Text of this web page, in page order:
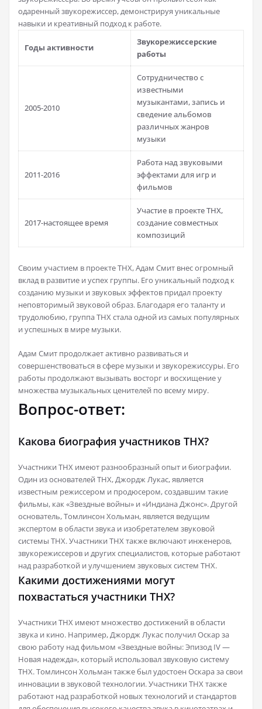
одаренный звукорежиссер, демонстрируя уникальные
навыки и креативный подход к работе.
Годы активности
Звукорежиссерские
работы
2005-2010
Сотрудничество с
известными
музыкантами, запись и
сведение альбомов
различных жанров
музыки
2011-2016
Работа над звуковыми
эффектами для игр и
фильмов
2017-настоящее время
Участие в проекте THX,
создание совместных
композиций
Своим участием в проекте THX, Адам Смит внес огромный
вклад в развитие и успех группы. Его уникальный подход к
созданию музыки и звуковых эффектов придал проекту
неповторимый звуковой образ. Благодаря его таланту и
трудолюбию, группа THX стала одной из самых популярных
и успешных в мире музыки.
Адам Смит продолжает активно развиваться и
совершенствоваться в сфере музыки и звукорежиссуры. Его
работы продолжают вызывать восторг и восхищение у
множества музыкальных ценителей по всему миру.
Вопрос-ответ:
Какова биография участников THX?
Участники THX имеют разнообразный опыт и биографии.
Один из основателей THX, Джордж Лукас, является
известным режиссером и продюсером, создавшим такие
фильмы, как «Звездные войны» и «Индиана Джонс». Другой
основатель, Томлинсон Хольман, является ведущим
экспертом в области звука и изобретателем звуковой
системы THX. Участники THX также включают инженеров,
звукорежиссеров и других специалистов, которые работают
над разработкой и улучшением звуковых систем THX.
Какими достижениями могут
похвастаться участники THX?
Участники THX имеют множество достижений в области
звука и кино. Например, Джордж Лукас получил Оскар за
свою работу над фильмом «Звездные войны: Эпизод IV —
Новая надежда», который использовал звуковую систему
THX. Томлинсон Хольман также был удостоен Оскара за свои
инновации в звуковой технологии. Участники THX также
работают над разработкой новых технологий и стандартов